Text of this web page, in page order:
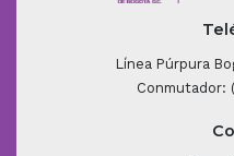
Línea Púrpura
Conmutador: